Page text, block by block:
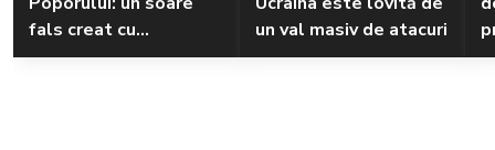
fals creat cu
tehnologie LED
un val masiv de atacuri